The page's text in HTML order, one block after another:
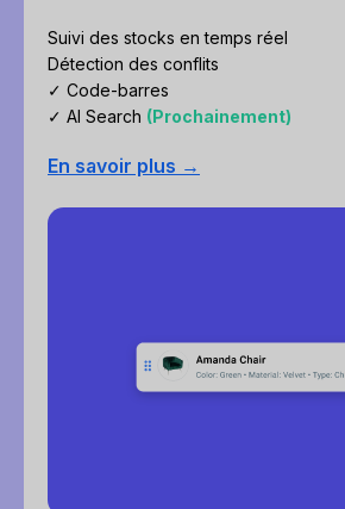
Suivi des stocks en temps réel
Détection des conflits
✓ Code-barres
✓ AI Search (Prochainement)
En savoir plus →